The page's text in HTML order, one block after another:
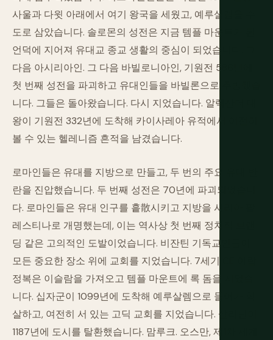
사울과 다윗 아래에서 여기 왕국을 세웠고, 예루살렘을 수
도로 삼았습니다. 솔로몬의 성전은 지금 템플 마운트가 된
언덕에 지어져 유대교 종교 생활의 중심이 되었습니다. 그
다음 아시리아인. 그 다음 바빌로니아인, 기원전 586년에
첫 번째 성전을 파괴하고 유대인들을 바빌론으로 추방했습
니다. 그들은 돌아왔습니다. 다시 지었습니다. 알렉산더 대
왕이 기원전 332년에 도착해 카이사레아 유적에서 여전히
볼 수 있는 헬레니즘 흔적을 남겼습니다.
로마인들은 유대를 지방으로 만들고, 두 번의 주요 유대 반
란을 진압했습니다. 두 번째 성전은 70년에 파괴되었습니
다. 로마인들은 유대 인구를 흩散시키고 지방을 시리아 팔
레스티나로 개명했는데, 이는 역사상 첫 번째 정치적 브랜
딩 같은 고의적인 도발이었습니다. 비잔틴 기독교인들이
모든 중요한 장소 위에 교회를 지었습니다. 7세기 CE 아랍
정복은 이슬람을 가져오고 템플 마운트에 록 돔을 지었습
니다. 십자군이 1099년에 도착해 예루살렘으로 들어가 학
살하고, 여전히 서 있는 고딕 교회를 지었습니다. 살라딘이
1187년에 도시를 탈환했습니다. 맘루크. 오스만, 제1차 세계